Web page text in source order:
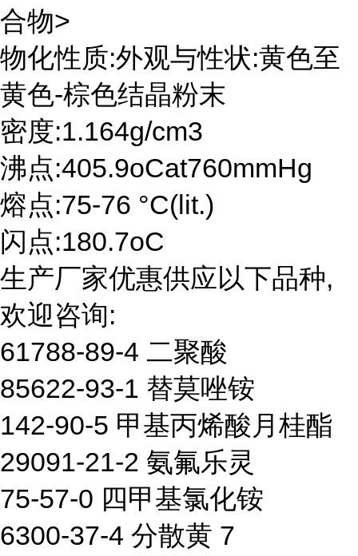
合物>
物化性质:外观与性状:黄色至
黄色-棕色结晶粉末
密度:1.164g/cm3
沸点:405.9oCat760mmHg
熔点:75-76 °C(lit.)
闪点:180.7oC
生产厂家优惠供应以下品种,
欢迎咨询:
61788-89-4 二聚酸
85622-93-1 替莫唑铵
142-90-5 甲基丙烯酸月桂酯
29091-21-2 氨氟乐灵
75-57-0 四甲基氯化铵
6300-37-4 分散黄 7